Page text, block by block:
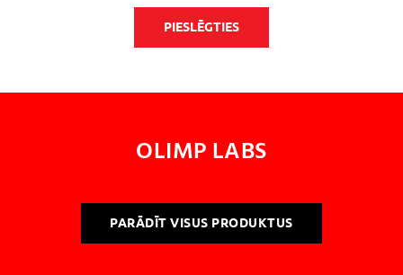
PIESLĒGTIES
OLIMP LABS
PARĀDĪT VISUS PRODUKTUS